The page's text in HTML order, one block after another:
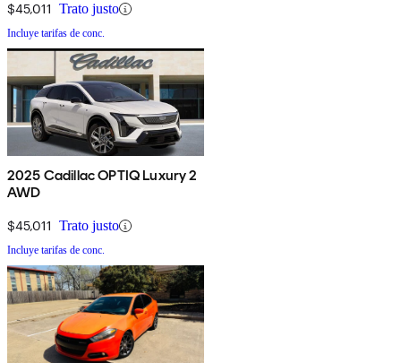
$45,011 Trato justo
Incluye tarifas de conc.
2025 Cadillac OPTIQ Luxury 2
AWD
$45,011 Trato justo
Incluye tarifas de conc.